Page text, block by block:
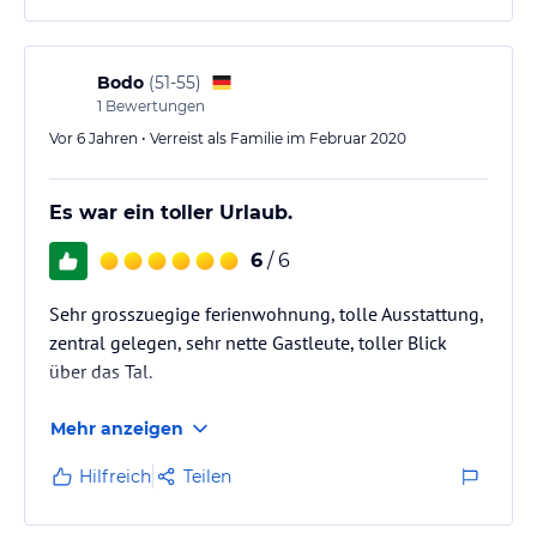
Bodo (51-55)
1 Bewertungen
Vor 6 Jahren • Verreist als Familie im Februar 2020
Es war ein toller Urlaub.
6 / 6
Sehr grosszuegige ferienwohnung, tolle Ausstattung,
zentral gelegen, sehr nette Gastleute, toller Blick
über das Tal.
Mehr anzeigen
Hilfreich Teilen